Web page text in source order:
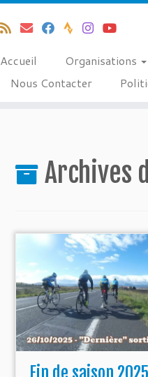
Accueil Organisations
Nous Contacter
Archives
Fin de saison 2025